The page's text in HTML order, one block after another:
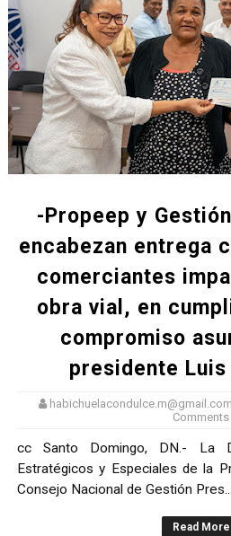
-Propeep y
encabezan entrega
comerciantes
obra vial, en
compromiso
presidente
habichuelacondulce.m@gmail.com
Comments
cc Santo Domingo, DN.- La
Estratégicos y Especiales de la
Consejo Nacional de Gestión Pres...
Read More